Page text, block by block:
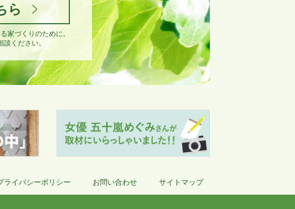
ら
家づくりのために。
ください。
ライバシーポリシー お問い合わせ サイトマップ